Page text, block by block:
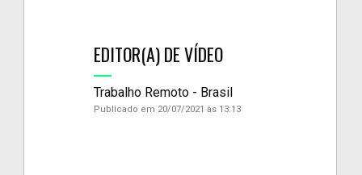
EDITOR(A) DE VÍDEO
Trabalho Remoto - Brasil
Publicado em 20/07/2021 às 13:13